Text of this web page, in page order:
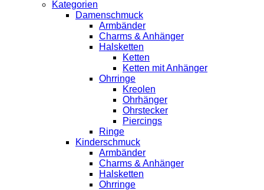
Kategorien
Damenschmuck
Armbänder
Charms & Anhänger
Halsketten
Ketten
Ketten mit Anhänger
Ohrringe
Kreolen
Ohrhänger
Ohrstecker
Piercings
Ringe
Kinderschmuck
Armbänder
Charms & Anhänger
Halsketten
Ohrringe